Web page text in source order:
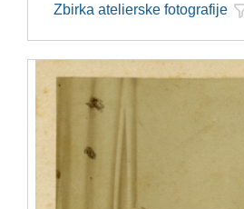
Zbirka atelierske fotografije